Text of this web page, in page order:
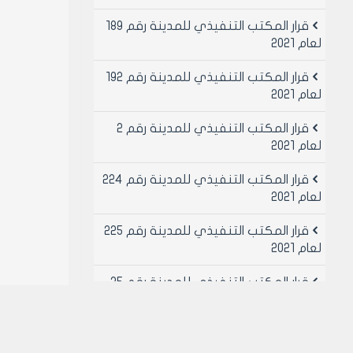
قرار المكتب التنفيذي للمدينة رقم 189
لعام 2021
قرار المكتب التنفيذي للمدينة رقم 192
لعام 2021
قرار المكتب التنفيذي للمدينة رقم 2
لعام 2021
قرار المكتب التنفيذي للمدينة رقم 224
لعام 2021
قرار المكتب التنفيذي للمدينة رقم 225
لعام 2021
قرار المكتب التنفيذي للمدينة رقم 25